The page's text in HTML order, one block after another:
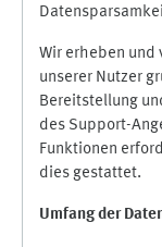
Wir erheben und
unserer Nutzer
Bereitstellung
des Support-
Funktionen
dies gestattet.
Umfang der